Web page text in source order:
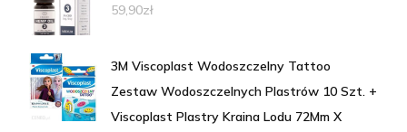
59,90zł
3M Viscoplast Wodoszczelny Tattoo
Zestaw Wodoszczelnych Plastrów 10 Szt. +
Viscoplast Plastry Kraina Lodu 72Mm X